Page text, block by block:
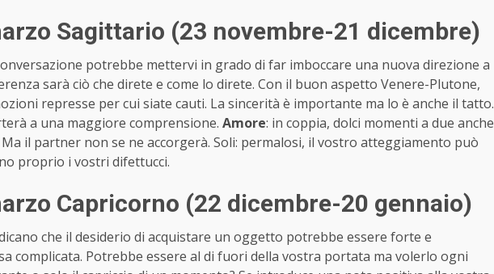
Sagittario (23 novembre-21 dicembre)
potrebbe mettervi in grado di far imboccare una nuova direzione a
sarà ciò che direte e come lo direte. Con il buon aspetto Venere-Plutone,
represse per cui siate cauti. La sincerità è importante ma lo è anche il tatto.
a una maggiore comprensione. Amore: in coppia, dolci momenti a due anche
il partner non se ne accorgerà. Soli: permalosi, il vostro atteggiamento può
proprio i vostri difettucci.
Capricorno (22 dicembre-20 gennaio)
che il desiderio di acquistare un oggetto potrebbe essere forte e
complicata. Potrebbe essere al di fuori della vostra portata ma volerlo ogni